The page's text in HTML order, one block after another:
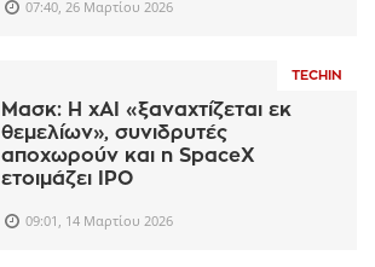
07:40, 26 Μαρτίου 2026
TECHIN
Μασκ: Η xAI «ξαναχτίζεται εκ
θεμελίων», συνιδρυτές
αποχωρούν και η SpaceX
ετοιμάζει IPO
09:01, 14 Μαρτίου 2026